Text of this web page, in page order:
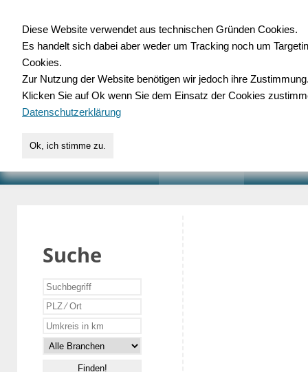
für Handwerk,
Suche
Diese Website verwendet aus technischen Gründen Cookies.
Es handelt sich dabei aber weder um Tracking noch um
Cookies.
Zur Nutzung der Website benötigen wir jedoch ihre
Klicken Sie auf Ok wenn Sie dem Einsatz der Cookies
Datenschutzerklärung
Ok, ich stimme zu.